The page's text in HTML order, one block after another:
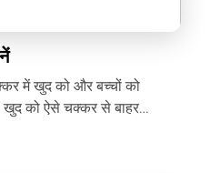
में खुद को और बच्चों को
खुद को ऐसे चक्कर से बाहर